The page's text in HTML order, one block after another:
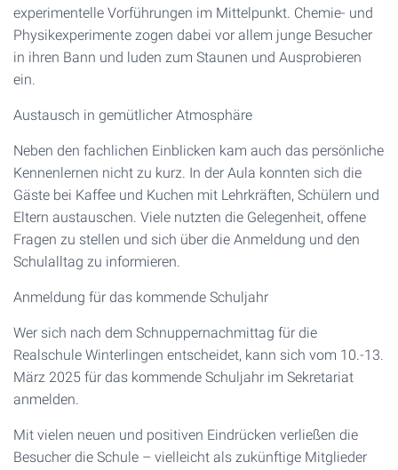
experimentelle Vorführungen im Mittelpunkt. Chemie- und
Physikexperimente zogen dabei vor allem junge Besucher
in ihren Bann und luden zum Staunen und Ausprobieren
ein.
Austausch in gemütlicher Atmosphäre
Neben den fachlichen Einblicken kam auch das persönliche
Kennenlernen nicht zu kurz. In der Aula konnten sich die
Gäste bei Kaffee und Kuchen mit Lehrkräften, Schülern und
Eltern austauschen. Viele nutzten die Gelegenheit, offene
Fragen zu stellen und sich über die Anmeldung und den
Schulalltag zu informieren.
Anmeldung für das kommende Schuljahr
Wer sich nach dem Schnuppernachmittag für die
Realschule Winterlingen entscheidet, kann sich vom 10.-13.
März 2025 für das kommende Schuljahr im Sekretariat
anmelden.
Mit vielen neuen und positiven Eindrücken verließen die
Besucher die Schule – vielleicht als zukünftige Mitglieder